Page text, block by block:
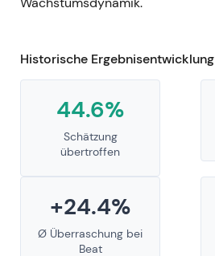
Historische Ergebnisentwicklung
44.6%
Schätzung
übertroffen
+24.4%
Ø Überraschung bei
Beat